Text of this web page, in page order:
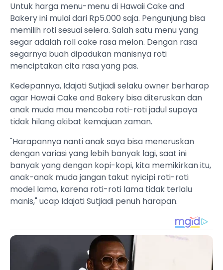
Untuk harga menu-menu di Hawaii Cake and
Bakery ini mulai dari Rp5.000 saja. Pengunjung bisa
memilih roti sesuai selera. Salah satu menu yang
segar adalah roll cake rasa melon. Dengan rasa
segarnya buah dipadukan manisnya roti
menciptakan cita rasa yang pas.
Kedepannya, Idajati Sutjiadi selaku owner berharap
agar Hawaii Cake and Bakery bisa diteruskan dan
anak muda mau mencoba roti-roti jadul supaya
tidak hilang akibat kemajuan zaman.
"Harapannya nanti anak saya bisa meneruskan
dengan variasi yang lebih banyak lagi, saat ini
banyak yang dengan kopi-kopi, kita memikirkan itu,
anak-anak muda jangan takut nyicipi roti-roti
model lama, karena roti-roti lama tidak terlalu
manis," ucap Idajati Sutjiadi penuh harapan.